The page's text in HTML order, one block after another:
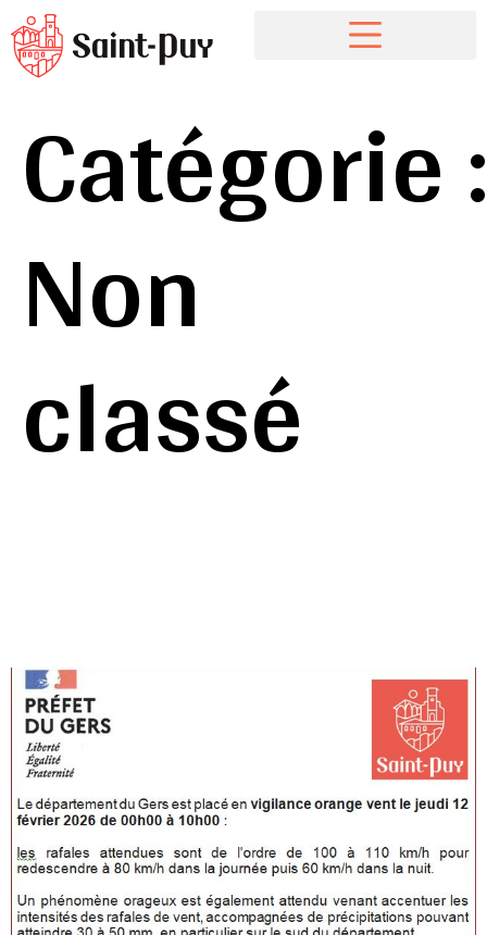
Catégorie :
Non
classé